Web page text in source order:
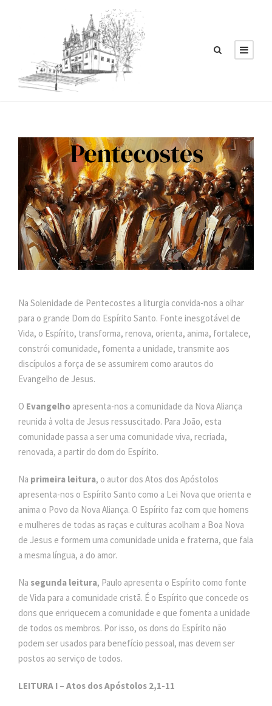
Na Solenidade de Pentecostes a liturgia convida-nos a olhar
para o grande Dom do Espírito Santo. Fonte inesgotável de
Vida, o Espírito, transforma, renova, orienta, anima, fortalece,
constrói comunidade, fomenta a unidade, transmite aos
discípulos a força de se assumirem como arautos do
Evangelho de Jesus.
O Evangelho apresenta-nos a comunidade da Nova Aliança
reunida à volta de Jesus ressuscitado. Para João, esta
comunidade passa a ser uma comunidade viva, recriada,
renovada, a partir do dom do Espírito.
Na primeira leitura, o autor dos Atos dos Apóstolos
apresenta-nos o Espírito Santo como a Lei Nova que orienta e
anima o Povo da Nova Aliança. O Espírito faz com que homens
e mulheres de todas as raças e culturas acolham a Boa Nova
de Jesus e formem uma comunidade unida e fraterna, que fala
a mesma língua, a do amor.
Na segunda leitura, Paulo apresenta o Espírito como fonte
de Vida para a comunidade cristã. É o Espírito que concede os
dons que enriquecem a comunidade e que fomenta a unidade
de todos os membros. Por isso, os dons do Espírito não
podem ser usados para benefício pessoal, mas devem ser
postos ao serviço de todos.
LEITURA I – Atos dos Apóstolos 2,1-11